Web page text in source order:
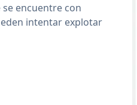
encuentre con
intentar explotar